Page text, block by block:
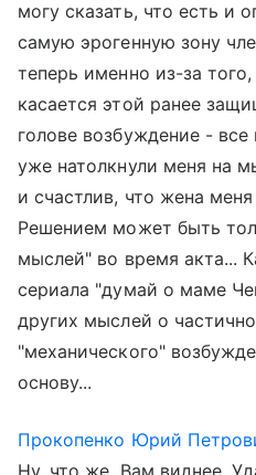
могу сказать, что есть и
самую эрогенную зону
теперь именно из-за
касается этой ранее
голове возбуждение -
уже натолкнули меня на
и счастлив, что жена
Решением может быть
мыслей" во время акта...
сериала "думай о маме
других мыслей о
"механического"
основу...
Прокопенко Юрий
Ну, что же, Вам виднее.